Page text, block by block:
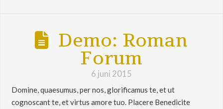
Demo: Roman
Forum
6 juni 2015
Domine, quaesumus, per nos, glorificamus te, et ut
cognoscant te, et virtus amore tuo. Placere Benedicite